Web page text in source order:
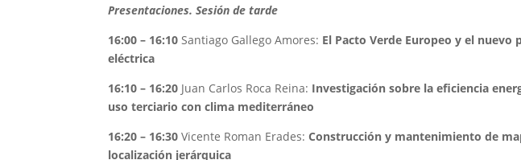
Presentaciones. Sesión de tarde
16:00 – 16:10 Santiago Gallego Amores: El Pacto Verde Europeo y el
eléctrica
16:10 – 16:20 Juan Carlos Roca Reina: Investigación sobre la eficiencia
uso terciario con clima mediterráneo
16:20 – 16:30 Vicente Roman Erades:Construcción y mantenimiento de
localización jerárquica